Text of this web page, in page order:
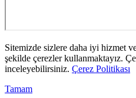
Sitemizde sizlere daha iyi hizmet
şekilde çerezler kullanmaktayız.
inceleyebilirsiniz. Çerez Politikası
Tamam